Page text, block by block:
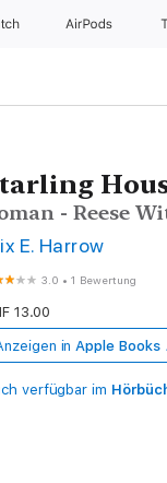
AirPods
- Reese
E. Harrow
3.0 •1 Bewertung
13.00
in Apple Books
verfügbar im